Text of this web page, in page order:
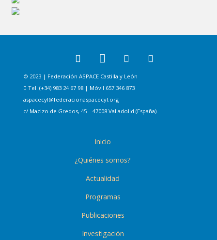
© 2023 | Federación ASPACE Castilla y León
Tel. (+34) 983 24 67 98 | Móvil 657 346 873
aspacecyl@federacionaspacecyl.org
c/ Macizo de Gredos, 45 – 47008 Valladolid (España).
Inicio
¿Quiénes somos?
Actualidad
Programas
Publicaciones
Investigación